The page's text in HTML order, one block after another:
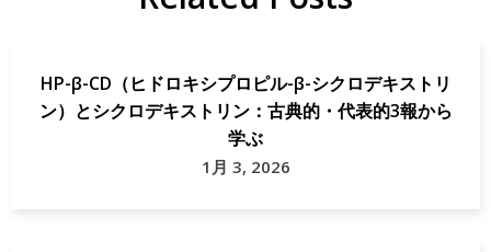
HP-β-CD（ヒドロキシプロピル-β-シクロデキストリ
ン）とシクロデキストリン：古典的・代表的3報から
学ぶ
1月 3, 2026